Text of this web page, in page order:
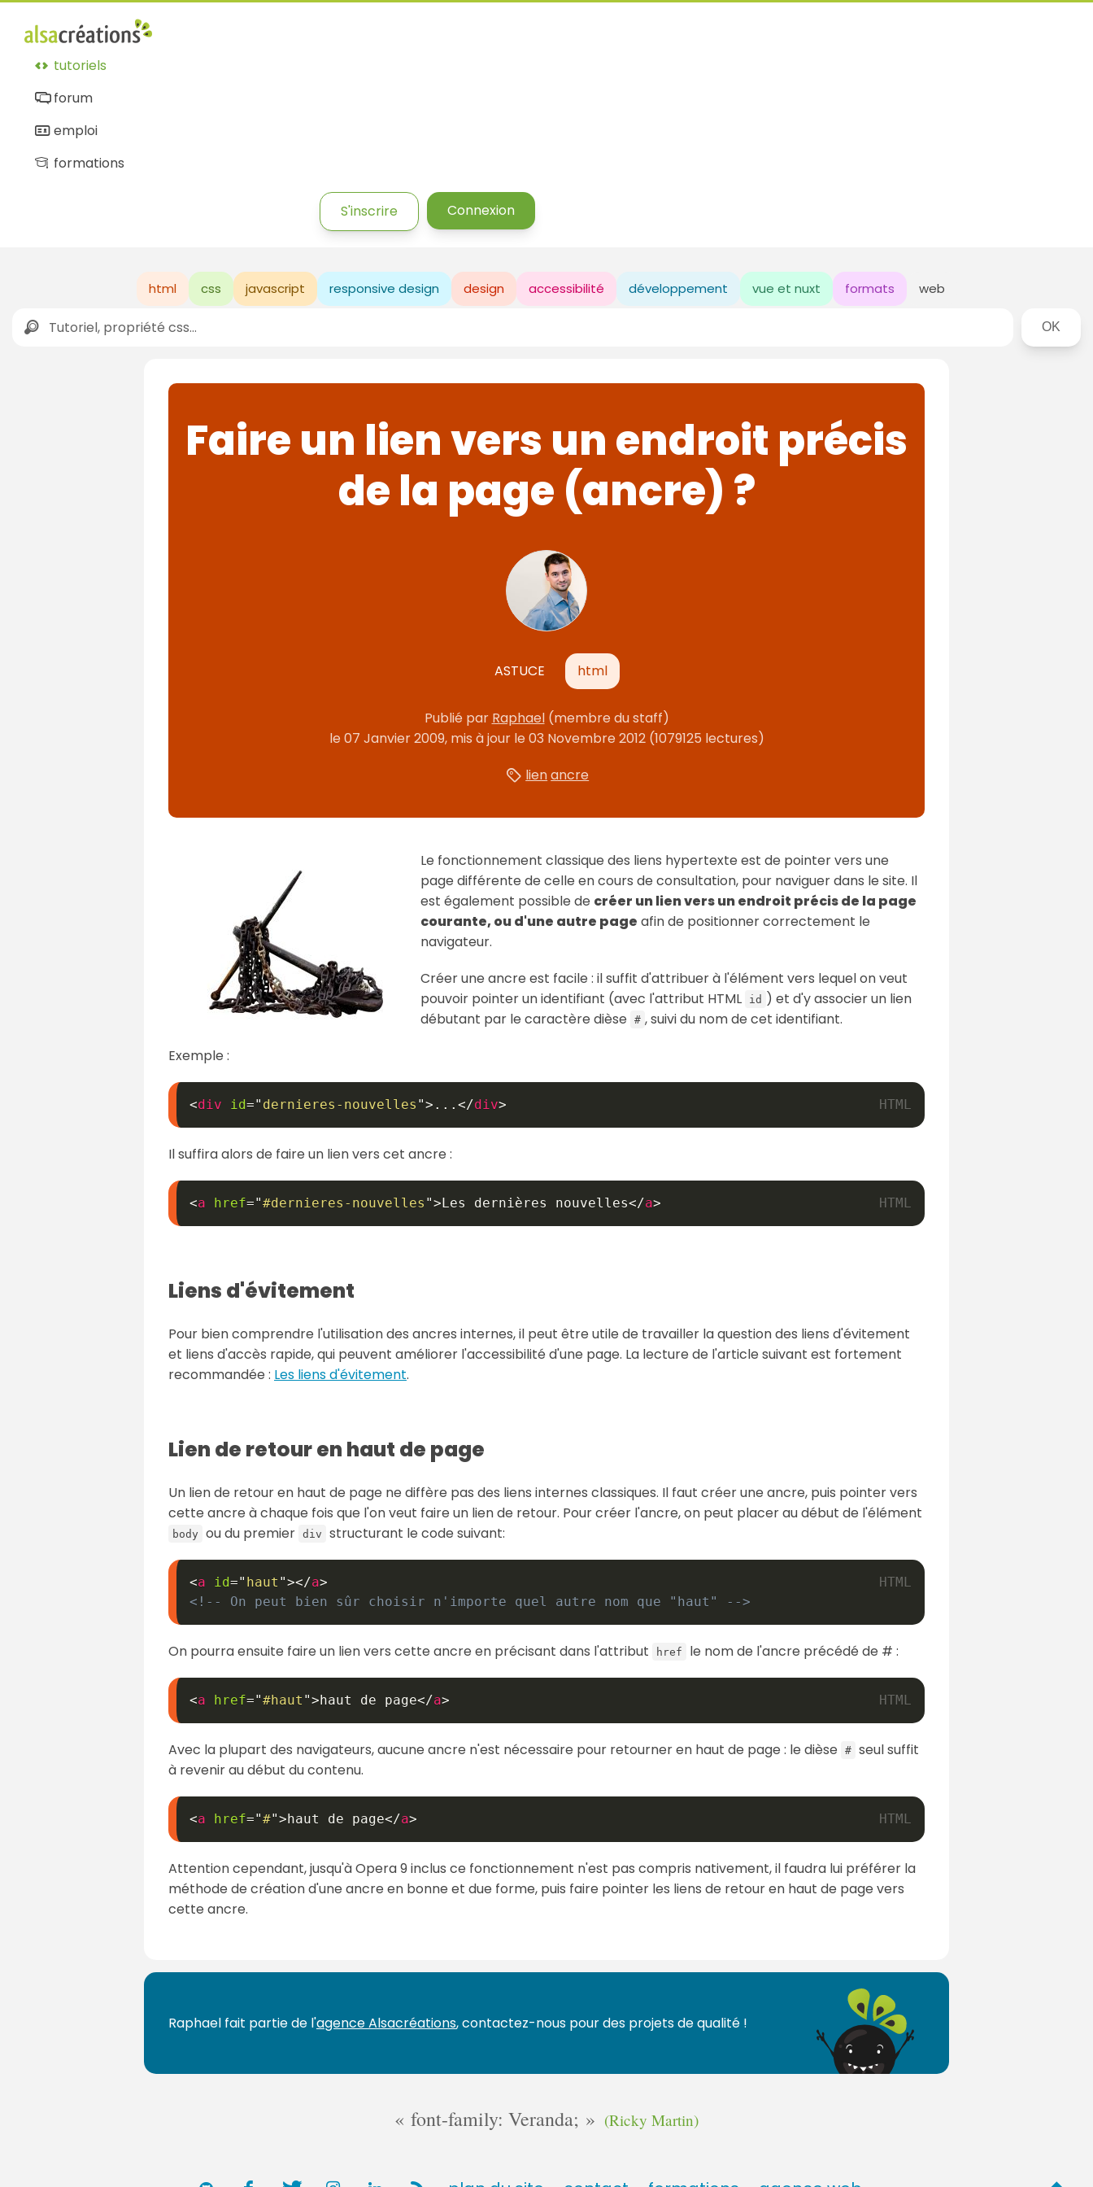
tutoriels
forum
emploi
formations
S'inscrire Connexion
html css javascript responsive design design accessibilité développement vue et nuxt formats web
Rechercher
Faire un lien vers un endroit précis
de la page (ancre) ?
ASTUCE html
Publié par Raphael (membre du staff)
le07 Janvier 2009, mis à jour le03 Novembre 2012(1079125 lectures)
lienancre
Le fonctionnement classique des liens hypertexte est de pointer vers une
page différente de celle en cours de consultation, pour naviguer dans le site. Il
est également possible de créer un lien vers un endroit précis de la page
courante, ou d'une autre page afin de positionner correctement le
navigateur.
Créer une ancre est facile : il suffit d'attribuer à l'élément vers lequel on veut
pouvoir pointer un identifiant (avec l'attribut HTML
id ) et d'y associer un lien
débutant par le caractère dièse
# , suivi du nom de cet identifiant.
Exemple :
<div id=" dernieres-nouvelles "> ... </div>
Il suffira alors de faire un lien vers cet ancre :
<a href="#dernieres-nouvelles ">Les dernières nouvelles</a>
Liens d'évitement
Pour bien comprendre l'utilisation des ancres internes, il peut être utile de travailler la question des liens d'évitement
et liens d'accès rapide, qui peuvent améliorer l'accessibilité d'une page. La lecture de l'article suivant est fortement
recommandée : Les liens d'évitement.
Lien de retour en haut de page
Un lien de retour en haut de page ne diffère pas des liens internes classiques. Il faut créer une ancre, puis pointer vers
cette ancre à chaque fois que l'on veut faire un lien de retour. Pour créer l'ancre, on peut placer au début de l'élément
body ou du premier div structurant le code suivant:
<a id=" haut "></a>
<!-- On peut bien sûr choisir n'importe quel autre nom que "haut" -->
On pourra ensuite faire un lien vers cette ancre en précisant dans l'attribut href le nom de l'ancre précédé de # :
<a href="#haut ">haut de page</a>
Avec la plupart des navigateurs, aucune ancre n'est nécessaire pour retourner en haut de page : le dièse # seul suffit
à revenir au début du contenu.
<a href="#">haut de page</a>
Attention cependant, jusqu'à Opera 9 inclus ce fonctionnement n'est pas compris nativement, il faudra lui préférer la
méthode de création d'une ancre en bonne et due forme, puis faire pointer les liens de retour en haut de page vers
cette ancre.
Raphael fait partie de l'agence Alsacréations, contactez-nous pour des projets de qualité !
font-family: Veranda; (Ricky Martin)